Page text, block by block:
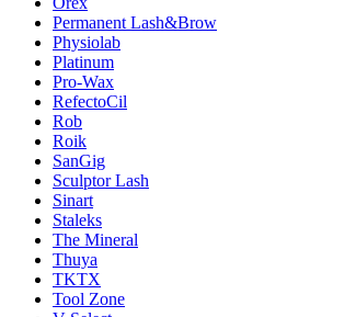
Permanent Lash&Brow
Physiolab
Platinum
Pro-Wax
RefectoCil
Rob
Roik
SanGig
Sculptor Lash
Sinart
Staleks
The Mineral
Thuya
TKTX
Tool Zone